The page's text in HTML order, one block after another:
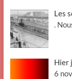
Les
.
Hier
6